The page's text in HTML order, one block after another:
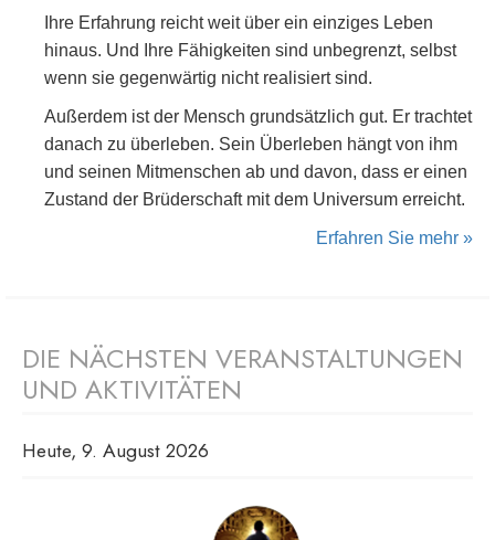
Ihre Erfahrung reicht weit über ein einziges Leben
hinaus. Und Ihre Fähigkeiten sind unbegrenzt, selbst
wenn sie gegenwärtig nicht realisiert sind.
Außerdem ist der Mensch grundsätzlich gut. Er trachtet
danach zu überleben. Sein Überleben hängt von ihm
und seinen Mitmenschen ab und davon, dass er einen
Zustand der Brüderschaft mit dem Universum erreicht.
Erfahren Sie mehr »
DIE NÄCHSTEN VERANSTALTUNGEN
UND AKTIVITÄTEN
Heute, 9. August 2026